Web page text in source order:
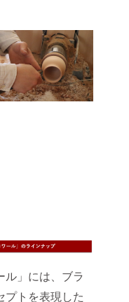
ル」には、ブラ
プトを表現した